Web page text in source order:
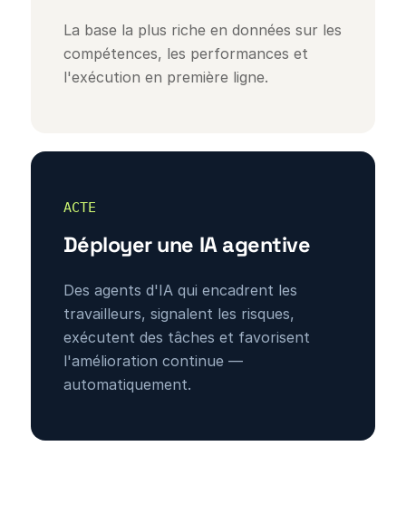
La base la plus riche en données sur les
compétences, les performances et
l'exécution en première ligne.
ACTE
Déployer une IA agentive
Des agents d'IA qui encadrent les
travailleurs, signalent les risques,
exécutent des tâches et favorisent
l'amélioration continue —
automatiquement.